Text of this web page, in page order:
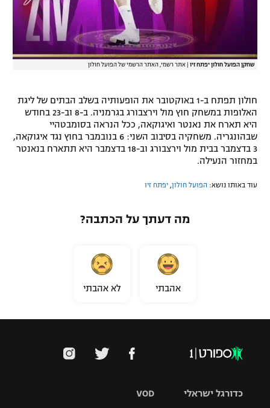
שחקן הפועל חולון יפתח זיו אתר רשמי, האתר הרשמי של הפועל חולון
חולון תפתח ב-1 באוקטובר את הופעותיה בשלב הבתים של ליגת
האלופות במשחק חוץ מול וירצבורג בגרמניה. ב-8 וב-23 בחודש
היא תארח את נאנטר ואיגוקאה, ככל הנראה בסומבטהיי
שבהונגריה. משחקיה בסיבוב השני: 6 בנובמבר בחוץ נגד איגוקאה,
3 בדצמבר בבית מול וירצבורג וב-18 בדצמבר היא תתארח בנאנטר
במחזור הנעילה.
עוד באותו נושא: הפועל חולון יפתח זיו
מה דעתך על הכתבה?
אהבתי לא אהבתי
VOD כדורגל ישראלי